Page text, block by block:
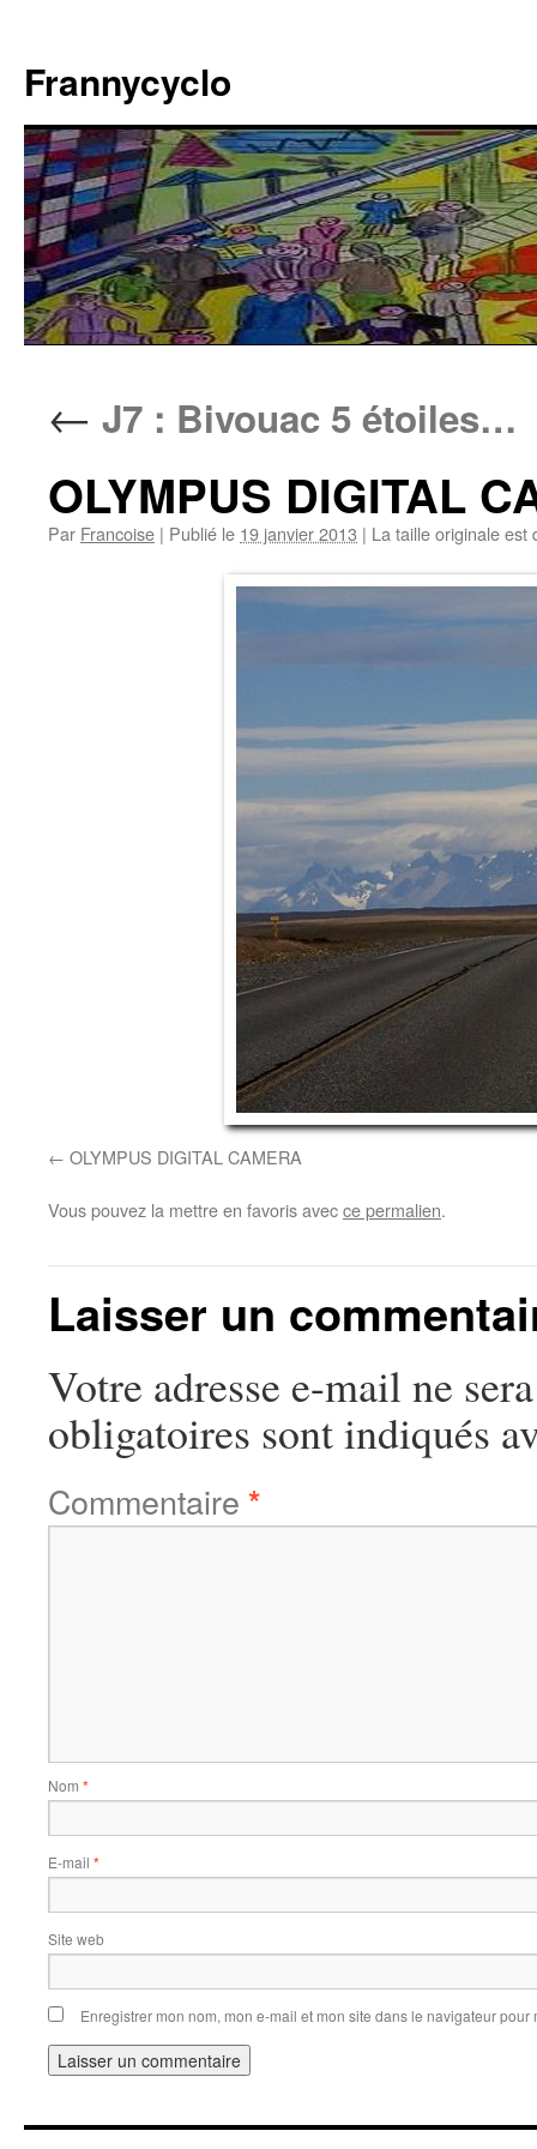
contenu
Frannycyclo
← J7 : Bivouac 5 étoiles…
OLYMPUS DIGITAL
Par Francoise | Publié le 19 janvier 2013 | La taille originale est
OLYMPUS DIGITAL CAMERA
Vous pouvez la mettre en favoris avecce permalien.
Laisser un
Votre adresse e-mail ne
obligatoires sont indiqués
Commentaire *
Nom *
E-mail *
Site web
Enregistrer mon nom, mon e-mail et mon site dans le navigateur